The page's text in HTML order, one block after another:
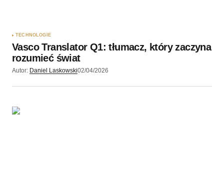
TECHNOLOGIE
Vasco Translator Q1: tłumacz, który zaczyna
rozumieć świat
Autor: Daniel Laskowski02/04/2026